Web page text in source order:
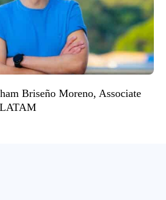
Briseño Moreno, Associate